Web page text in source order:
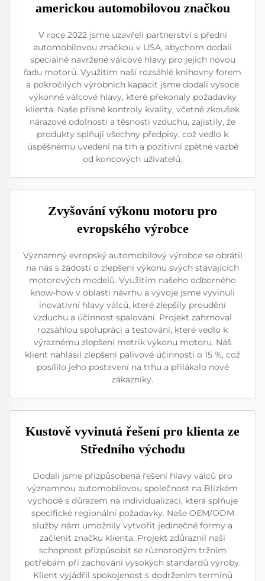
americkou automobilovou značkou
V roce 2022 jsme uzavřeli partnerství s přední
automobilovou značkou v USA, abychom dodali
speciálně navržené válcové hlavy pro jejich novou
řadu motorů. Využitím naší rozsáhlé knihovny forem
a pokročilých výrobních kapacit jsme dodali vysoce
výkonné válcové hlavy, které překonaly požadavky
klienta. Naše přísné kontroly kvality, včetně zkoušek
nárazové odolnosti a těsnosti vzduchu, zajistily, že
produkty splňují všechny předpisy, což vedlo k
úspěšnému uvedení na trh a pozitivní zpětné vazbě
od koncových uživatelů.
Zvyšování výkonu motoru pro
evropského výrobce
Významný evropský automobilový výrobce se obrátil
na nás s žádostí o zlepšení výkonu svých stávajících
motorových modelů. Využitím našeho odborného
know-how v oblasti návrhu a vývoje jsme vyvinuli
inovativní hlavy válců, které zlepšily proudění
vzduchu a účinnost spalování. Projekt zahrnoval
rozsáhlou spolupráci a testování, které vedlo k
výraznému zlepšení metrik výkonu motoru. Náš
klient nahlásil zlepšení palivové účinnosti o 15 %, což
posílilo jeho postavení na trhu a přilákalo nové
zákazníky.
Kustově vyvinutá řešení pro klienta ze
Středního východu
Dodali jsme přizpůsobená řešení hlavy válců pro
významnou automobilovou společnost na Blízkém
východě s důrazem na individualizaci, která splňuje
specifické regionální požadavky. Naše OEM/ODM
služby nám umožnily vytvořit jedinečné formy a
začlenit značku klienta. Projekt zdůraznil naši
schopnost přizpůsobit se různorodým tržním
potřebám při zachování vysokých standardů výroby.
Klient vyjádřil spokojenost s dodržením termínů